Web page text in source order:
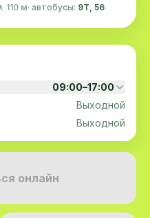
110 м· автобусы: 9Т, 56
09:00–17:00
Выходной
Выходной
онлайн